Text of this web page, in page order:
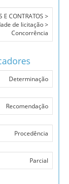
E CONTRATOS >
de licitação >
Concorrência
Determinação
Recomendação
Procedência
Parcial